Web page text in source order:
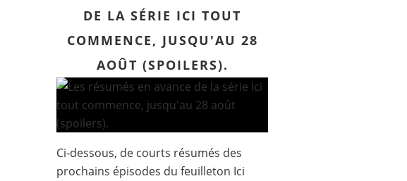
DE LA SÉRIE ICI TOUT
COMMENCE, JUSQU'AU 28
AOÛT (SPOILERS).
Ci-dessous, de courts résumés des
prochains épisodes du feuilleton Ici